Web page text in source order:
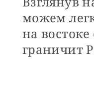
можем
на
граничит